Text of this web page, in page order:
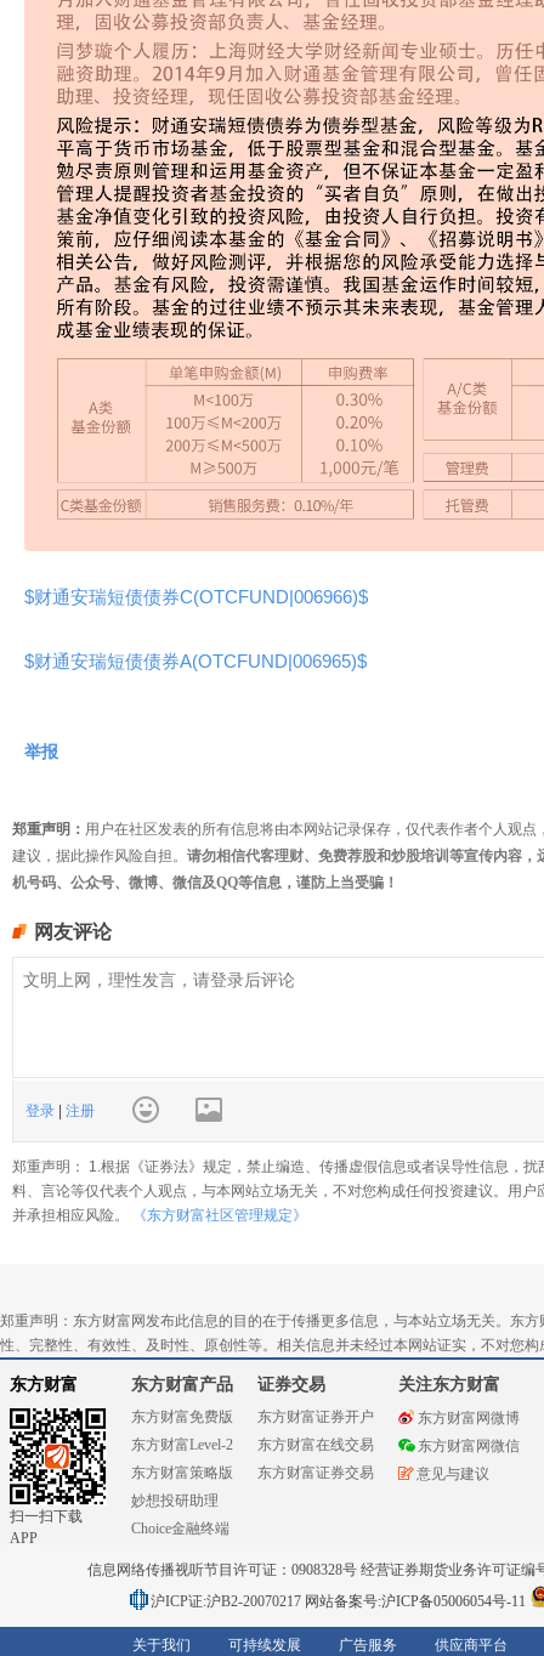
$财通安瑞短债债券C(OTCFUND|006966)$
$财通安瑞短债债券A(OTCFUND|006965)$
举报
郑重声明： 用户在社区发表的所有信息将由本网站记录保存，仅代表作者个人观
建议，据此操作风险自担。 请勿相信代客理财、免费荐股和炒股培训等宣传内容
机号码、公众号、微博、微信及QQ等信息，谨防上当受骗！
网友评论
登录 注册
郑重声明： 1.根据《证券法》规定，禁止编造、传播虚假信息或者误导性信息，
料、言论等仅代表个人观点，与本网站立场无关，不对您构成任何投资建议。用
并承担相应风险。
《东方财富社区管理规定》
郑重声明：东方财富网发布此信息的目的在于传播更多信息，与本站立场无关。东
性、完整性、有效性、及时性、原创性等。相关信息并未经过本网站证实，不对您
东方财富
扫一扫下载
APP
东方财富产品
东方财富免费版
东方财富Level-2
东方财富策略版
妙想投研助理
Choice金融终端
证券交易
东方财富证券开户
东方财富在线交易
东方财富证券交易
关注东方财富
东方财富网微博
东方财富网微信
意见与建议
信息网络传播视听节目许可证：0908328号 经营证券期货业务许可证编
沪ICP证:沪B2-20070217 网站备案号:沪ICP备05006054号-11
关于我们 可持续发展 广告服务 供应商平台